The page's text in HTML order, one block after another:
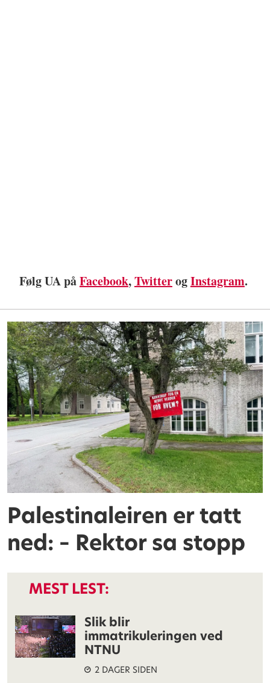
Følg UA påFacebook,TwitterogInstagram.
Palestinaleiren er tatt
ned: – Rektor sa stopp
MEST LEST:
Slik blir
immatrikuleringen ved
NTNU
2 DAGER SIDEN